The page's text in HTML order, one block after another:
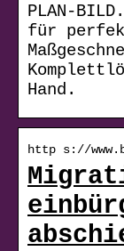
PLAN-
für
Hand.
http s://